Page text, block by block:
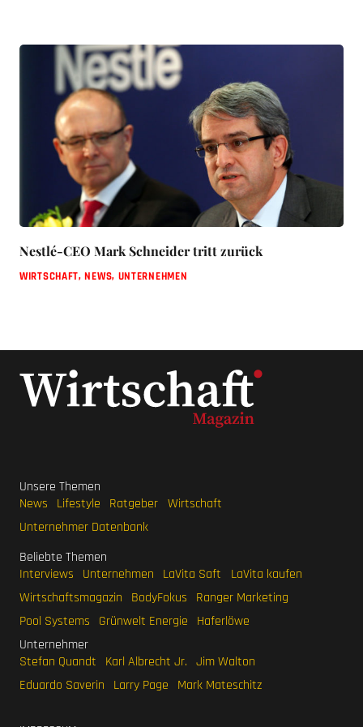
Nestlé-CEO Mark Schneider tritt zurück
WIRTSCHAFT,NEWS, UNTERNEHMEN
Unsere Themen
News
Lifestyle Ratgeber Wirtschaft
Unternehmer Datenbank
Beliebte Themen
Interviews
Unternehmen LaVita Saft
LaVita kaufen
Wirtschaftsmagazin
BodyFokus
Ranger Marketing
Pool Systems
Grünwelt Energie
Haferlöwe
Unternehmer
Stefan Quandt
Karl Albrecht Jr. Jim Walton
Eduardo Saverin
Larry Page Mark Mateschitz